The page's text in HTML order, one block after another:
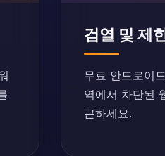
검열 및 제
무료 안드로이
역에서 차단된
근하세요.